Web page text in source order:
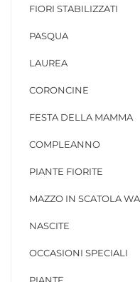
FIORI STABILIZZATI
PASQUA
LAUREA
CORONCINE
FESTA DELLA MAMMA
COMPLEANNO
PIANTE FIORITE
MAZZO IN SCATOLA
NASCITE
OCCASIONI SPECIALI